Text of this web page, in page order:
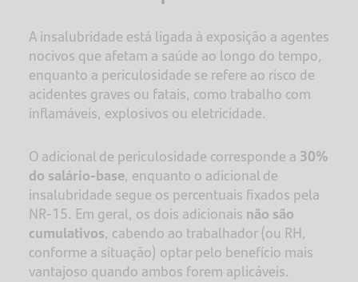
A insalubridade está ligada à exposição a agentes
nocivos que afetam a saúde ao longo do tempo,
enquanto a periculosidade se refere ao risco de
acidentes graves ou fatais, como trabalho com
inflamáveis, explosivos ou eletricidade.
O adicional de periculosidade corresponde a 30%
do salário-base, enquanto o adicional de
insalubridade segue os percentuais fixados pela
NR-15. Em geral, os dois adicionais não são
cumulativos, cabendo ao trabalhador (ou RH,
conforme a situação) optar pelo benefício mais
vantajoso quando ambos forem aplicáveis.